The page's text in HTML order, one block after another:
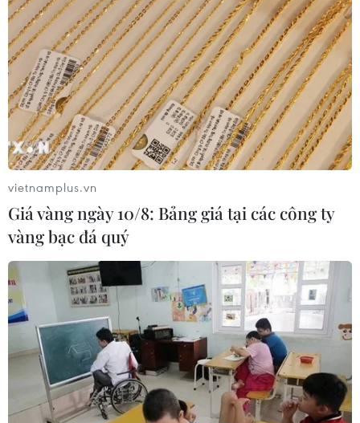
của VĐV khuyết tật Ấn Độ ở Paralympic
2024
03/09/2024 04:26
Dù chỉ giành Huy chương Đồng ở Paralympic Paris
2024, nhưng cung thủ người Ấn Độ Sheetal Devi đã gây
sốt với màn bắn cung bằng chân trúng hồng tâm (10
điểm tuyệt đối).
vietnamplus.vn
Giá vàng ngày 10/8: Bảng giá tại các công ty
vàng bạc đá quý